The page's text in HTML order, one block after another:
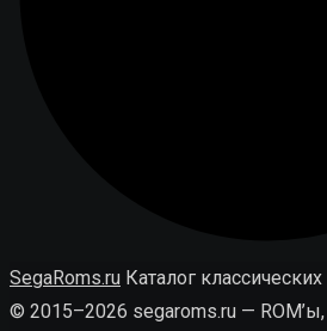
SegaRoms.ru Каталог
© 2015–2026 segaroms.ru —